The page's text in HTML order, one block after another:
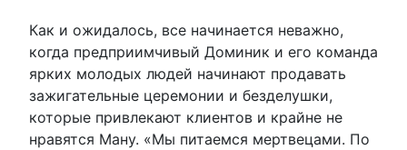
Как и ожидалось, все начинается неважно,
когда предприимчивый Доминик и его команда
ярких молодых людей начинают продавать
зажигательные церемонии и безделушки,
которые привлекают клиентов и крайне не
нравятся Ману. «Мы питаемся мертвецами. По